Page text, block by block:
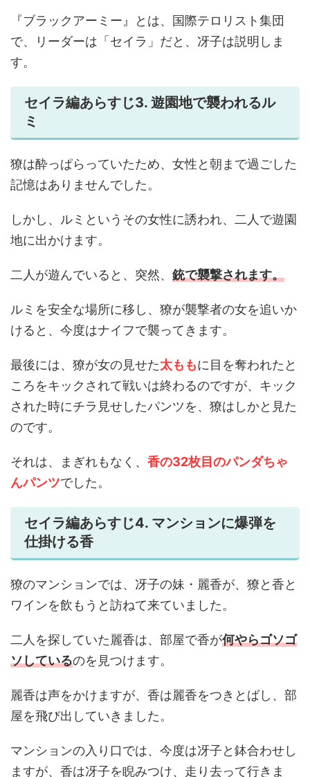
『ブラックアーミー』とは、国際テロリスト集団
で、リーダーは 「セイラ」 だと、冴子は説明しま
す。
セイラ編あらすじ3. 遊園地で襲われるル
ミ
獠は酔っぱらっていたため、女性と朝まで過ごした
記憶はありませんでした。
しかし、ルミというその女性に誘われ、二人で遊園
地に出かけます。
二人が遊んでいると、突然、 銃で襲撃されます。
ルミを安全な場所に移し、獠が襲撃者の女を追いか
けると、今度はナイフで襲ってきます。
最後には、獠が女の見せた太ももに目を奪われたと
ころをキックされて戦いは終わるのですが、キック
された時にチラ見せしたパンツを、獠はしかと見た
のです。
それは、まぎれもなく、 香の32枚目のパンダちゃ
んパンツでした。
セイラ編あらすじ4. マンションに爆弾を
仕掛ける香
獠のマンションでは、冴子の妹・麗香が、獠と香と
ワインを飲もうと訪ねて来ていました。
二人を探していた麗香は、部屋で香が何やらゴソゴ
ソしているのを見つけます。
麗香は声をかけますが、香は麗香をつきとばし、部
屋を飛び出していきました。
マンションの入り口では、今度は冴子と鉢合わせし
ますが、香は冴子を睨みつけ、走り去って行きま